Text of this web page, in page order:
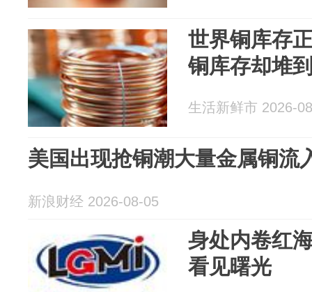
世界铜库存
铜库存却堆
生活新鲜市 2026-
美国出现抢铜潮大量金属铜流
新浪财经 2026-08-05
身处内卷红
看见曙光